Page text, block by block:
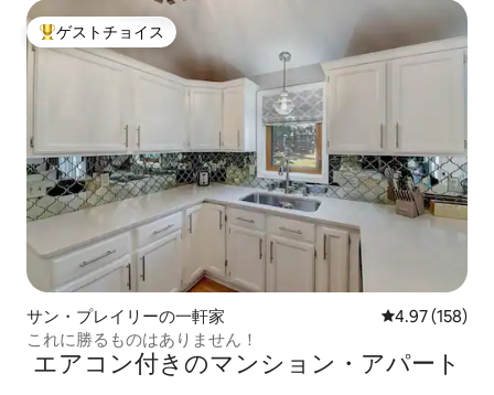
大好評のゲストチョイスです。
ゲストチョイス
サン・プレイリーの一軒家 レビュー158
4.97 (158)
これに勝るものはありません！
エアコン付きのマンション・アパート